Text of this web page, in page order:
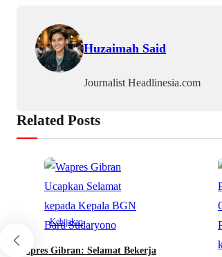
Huzaimah Said
Journalist Headlinesia.com
Related Posts
Kebijakan
Wapres Gibran: Selamat Bekerja